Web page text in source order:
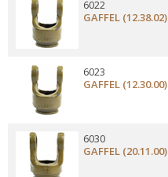
GAFFEL (12.38.02)
6022
GAFFEL (12.30.00)
6023
GAFFEL (20.11.00)
6030